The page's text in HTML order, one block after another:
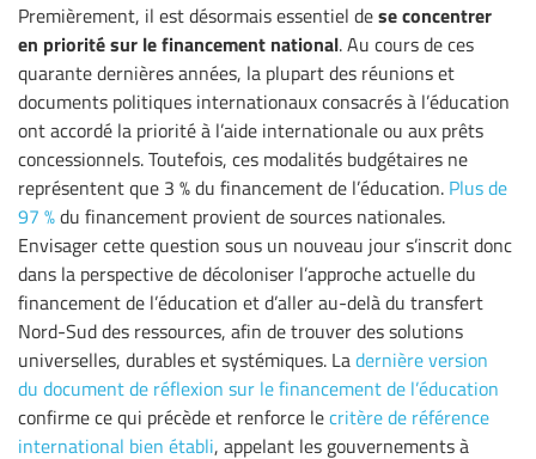
Premièrement, il est désormais essentiel dese concentrer
en priorité sur le financement national. Au cours de ces
quarante dernières années, la plupart des réunions et
documents politiques internationaux consacrés à l’éducation
ont accordé la priorité à l’aide internationale ou aux prêts
concessionnels. Toutefois, ces modalités budgétaires ne
représentent que 3 % du financement de l’éducation. Plus de
97 %du financement provient de sources nationales.
Envisager cette question sous un nouveau jour s’inscrit donc
dans la perspective de décoloniser l’approche actuelle du
financement de l’éducation et d’aller au-delà du transfert
Nord-Sud des ressources, afin de trouver des solutions
universelles, durables et systémiques. Ladernière version
du document de réflexion sur le financement de l’éducation
confirme ce qui précède et renforce lecritère de référence
international bien établi, appelant les gouvernements à